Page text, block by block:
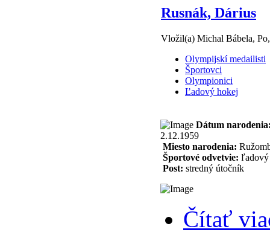
Rusnák, Dárius
Vložil(a) Michal Bábela,
Olympijskí medailisti
Športovci
Olympionici
Ľadový hokej
Dátum
2.12.1959
Miesto narodenia:
Športové odvetvie: ľadový
Post: stredný útočník
Čítať